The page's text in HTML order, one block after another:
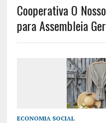
Cooperativa O
para Assembleia
ECONOMIA SOCIAL